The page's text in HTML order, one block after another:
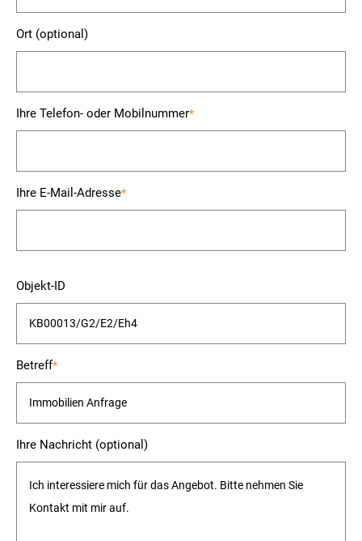
Ort (optional)
Ihre Telefon- oder Mobilnummer*
Ihre E-Mail-Adresse*
lasse
dieses
Feld
leer.
Objekt-ID
Betreff*
Ihre Nachricht (optional)